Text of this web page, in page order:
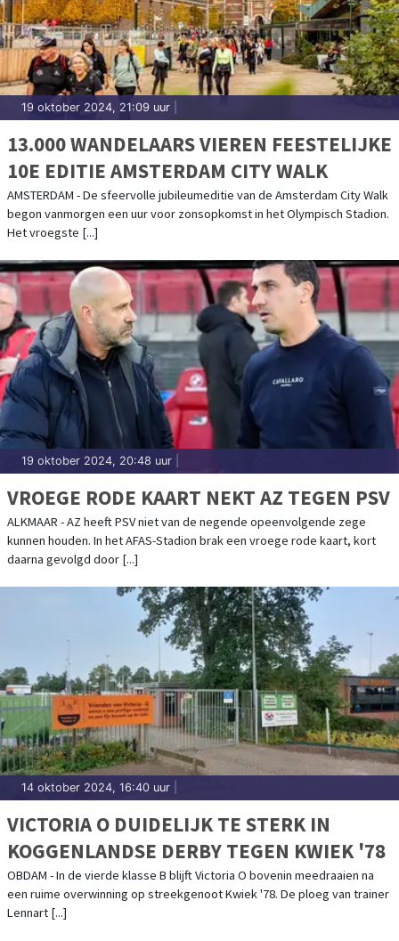
19 oktober 2024, 21:09 uur
13.000 WANDELAARS VIEREN FEESTELIJKE
10E EDITIE AMSTERDAM CITY WALK
AMSTERDAM - De sfeervolle jubileumeditie van de Amsterdam City Walk
begon vanmorgen een uur voor zonsopkomst in het Olympisch Stadion.
Het vroegste [...]
19 oktober 2024, 20:48 uur
VROEGE RODE KAART NEKT AZ TEGEN PSV
ALKMAAR - AZ heeft PSV niet van de negende opeenvolgende zege
kunnen houden. In het AFAS-Stadion brak een vroege rode kaart, kort
daarna gevolgd door [...]
14 oktober 2024, 16:40 uur
VICTORIA O DUIDELIJK TE STERK IN
KOGGENLANDSE DERBY TEGEN KWIEK '78
OBDAM - In de vierde klasse B blijft Victoria O bovenin meedraaien na
een ruime overwinning op streekgenoot Kwiek '78. De ploeg van trainer
Lennart [...]